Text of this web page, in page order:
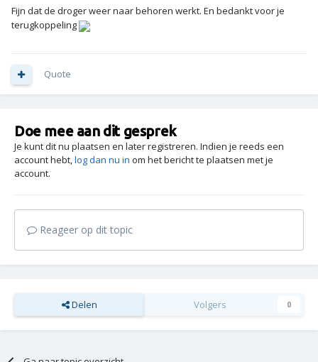
Fijn dat de droger weer naar behoren werkt. En bedankt voor je
terugkoppeling
Quote
Doe mee aan dit gesprek
Je kunt dit nu plaatsen en later registreren. Indien je reeds een
account hebt,log dan nu in om het bericht te plaatsen met je
account.
Reageer op dit topic
Delen Volgers 0